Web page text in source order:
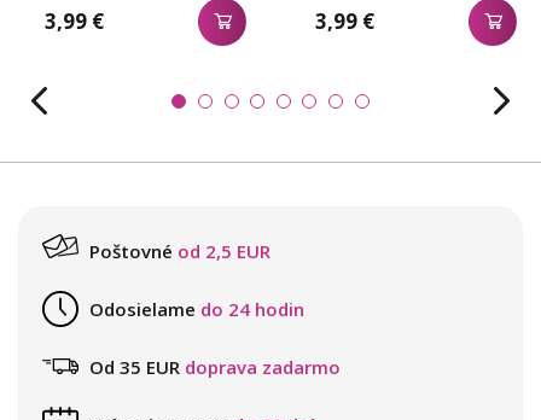
3,99 € 3,99 €
Poštovné od 2,5 EUR
Odosielame do 24 hodin
Od 35 EUR doprava zadarmo